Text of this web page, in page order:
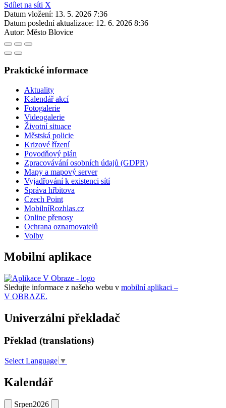
Sdílet na síti X
Datum vložení: 13. 5. 2026 7:36
Datum poslední aktualizace: 12. 6. 2026 8:36
Autor: Město Blovice
Praktické informace
Aktuality
Kalendář akcí
Fotogalerie
Videogalerie
Životní situace
Městská policie
Krizové řízení
Povodňový plán
Zpracovávání osobních údajů (GDPR)
Mapy a mapový server
Vyjadřování k existenci sítí
Správa hřbitova
Czech Point
MobilníRozhlas.cz
Online přenosy
Ochrana oznamovatelů
Volby
Mobilní aplikace
Sledujte informace z našeho webu v mobilní aplikaci –
V OBRAZE.
Univerzální překladač
Překlad (translations)
Select Language ▼
Kalendář
Srpen2026